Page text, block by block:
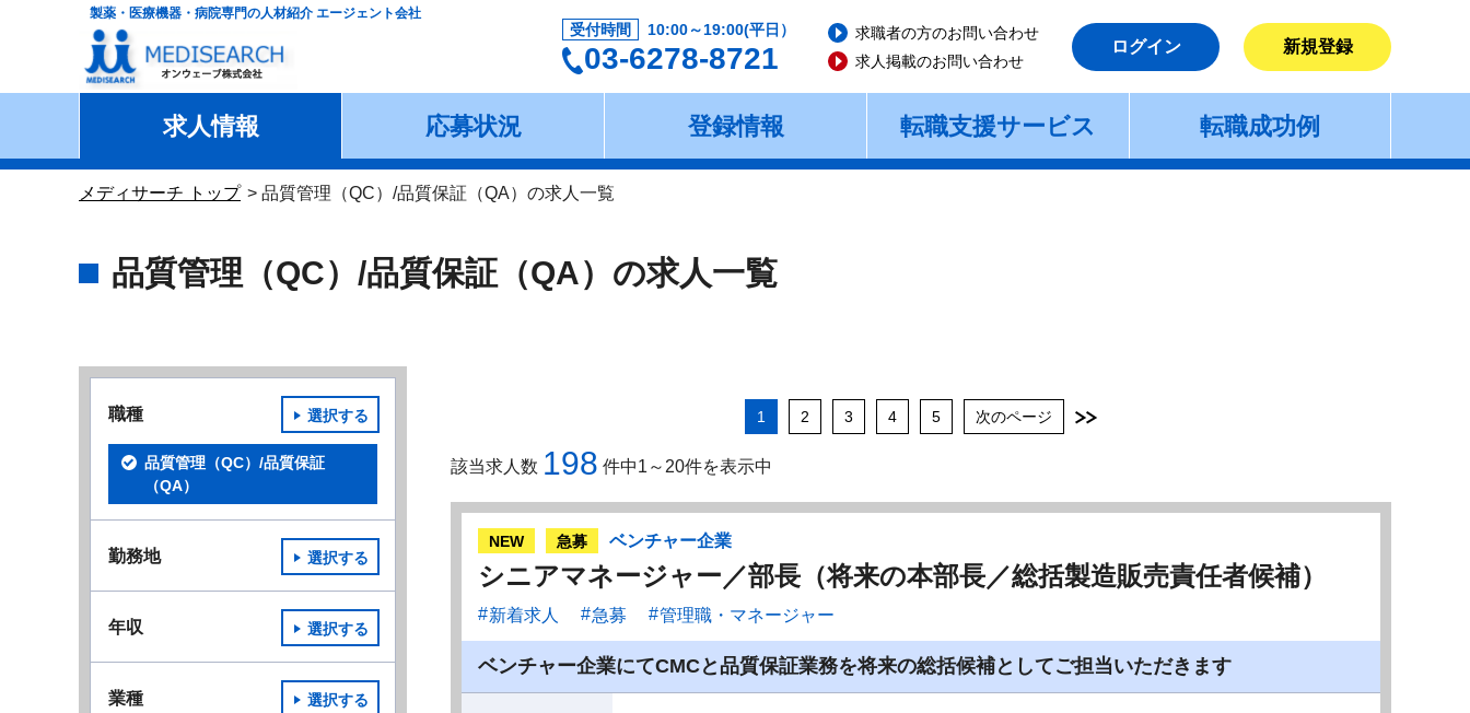
製薬・医療機器・病院専門の人材紹介 エージェント会社
受付時間 10:00～19:00(平日）
03-6278-8721
求職者の方のお問い合わせ
求人掲載のお問い合わせ
ログイン 新規登録
求人情報 応募状況 登録情報 転職支援サービス 転職成功例
メディサーチ トップ 品質管理（QC）/品質保証（QA）の求人一覧
品質管理（QC）/品質保証（QA）の求人一覧
1 2 3 4 5 次のページ
該当求人数 198 件中1～20件を表示中
NEW 急募 ベンチャー企業
シニアマネージャー／部長（将来の本部長／総括製造販売責任者候補）
新着求人 急募 管理職・マネージャー
ベンチャー企業にてCMCと品質保証業務を将来の総括候補としてご担当いただきます
職種 選択する
品質管理（QC）/品質保証
（QA）
勤務地 選択する
年収 選択する
業種 選択する